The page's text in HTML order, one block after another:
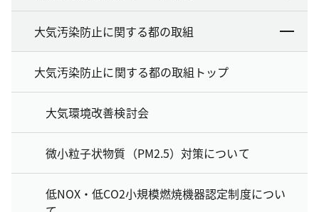
大気汚染防止に関する都の取組
大気汚染防止に関する都の取組トップ
大気環境改善検討会
微小粒子状物質（PM2.5）対策について
低NOX・低CO2小規模燃焼機器認定制度につい